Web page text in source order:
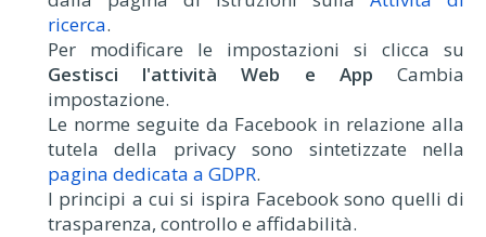
ricerca.
Per modificare le impostazioni si clicca su
Gestisci l'attività Web e App Cambia
impostazione.
Le norme seguite da Facebook in relazione alla
tutela della privacy sono sintetizzate nella
pagina dedicata a GDPR.
I principi a cui si ispira Facebook sono quelli di
trasparenza, controllo e affidabilità.